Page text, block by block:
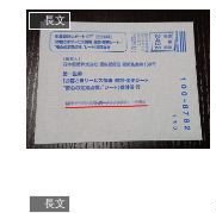
長文
長文